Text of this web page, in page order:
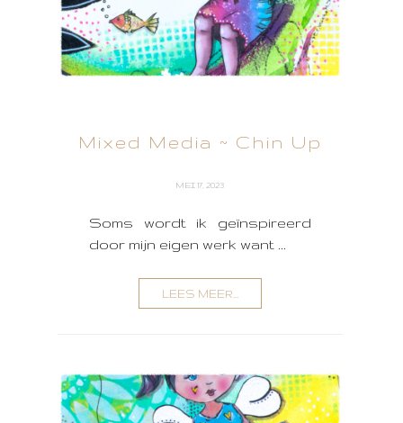
Mixed Media ~ Chin Up
MEI 17, 2023
Soms wordt ik geïnspireerd
door mijn eigen werk want ...
LEES MEER...